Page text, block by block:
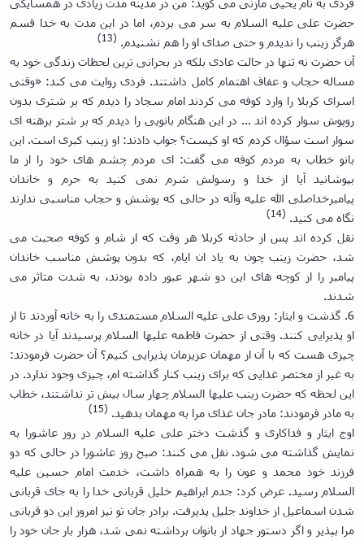
حضرت علی علیه السلام به سر می بردم، اما در این مدت به خدا قسم
هرگز زینب را ندیدم و حتی صدای او را هم نشنیدم. (13)
آن حضرت نه تنها در حالت عادی بلکه در بحرانی ترین لحظات زندگی خود به
مساله حجاب و عفاف اهتمام کامل داشتند. فردی روایت می کند: «وقتی
اسرای کربلا را وارد کوفه می کردند امام سجاد را دیدم که بر شتری بدون
روپوش سوار کرده اند ... در این هنگام بانویی را دیدم که بر شتر برهنه ای
سوار است سؤال کردم که او کیست؟ جواب دادند: او زینب کبری است. این
بانو خطاب به مردم کوفه می گفت: ای مردم چشم های خود را از ما
بپوشانید آیا از خدا و رسولش شرم نمی کنید به حرم و خاندان
پیامبرخداصلی الله علیه وآله در حالی که پوشش و حجاب مناسبی ندارند
نگاه می کنید. (14)
نقل کرده اند پس از حادثه کربلا هر وقت که از شام و کوفه صحبت می
شد، حضرت زینب چون به یاد ان ایام، که بدون پوشش مناسب خاندان
پیامبر را از کوچه های این دو شهر عبور داده بودند، به شدت متاثر می
شدند.
6. گذشت و ایثار: روزی علی علیه السلام مستمندی را به خانه آوردند تا از
او پذیرایی کنند. وقتی از حضرت فاطمه علیها السلام پرسیدند آیا در خانه
چیزی هست که با آن از مهمان عزیزمان پذیرایی کنیم؟ آن حضرت فرمودند:
به غیر از مختصر غذایی که برای زینب کنار گذاشته ام، چیزی وجود ندارد. در
این لحظه که حضرت زینب علیها السلام چهار سال بیش تر نداشتند، خطاب
به مادر فرمودند: مادر جان غذای مرا به مهمان بدهید. (15)
اوج ایثار و فداکاری و گذشت دختر علی علیه السلام در روز عاشورا به
نمایش گذاشته می شود. نقل می کنند: صبح روز عاشورا در حالی که دو
فرزند خود محمد و عون را به همراه داشت، خدمت امام حسین علیه
السلام رسید. عرض کرد: جدم ابراهیم خلیل قربانی خدا را به جای قربانی
شدن اسماعیل از خداوند جلیل پذیرفت. برادر جان تو نیز امروز این دو قربانی
مرا بپذیر و اگر دستور جهاد از بانوان برداشته نمی شد، هزار بار جان خود را